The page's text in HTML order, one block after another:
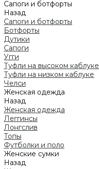
Сапоги и ботфорты
Назад
Сапоги и ботфорты
Ботфорты
Дутики
Сапоги
Угги
Туфли на высоком каблуке
Туфли на низком каблуке
Челси
Женская одежда
Назад
Женская одежда
Леггинсы
Лонгслив
Топы
Футболки и поло
Женские сумки
Назад